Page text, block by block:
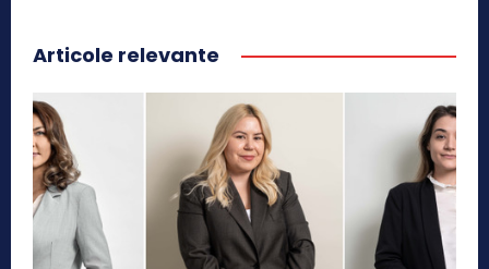
Articole relevante